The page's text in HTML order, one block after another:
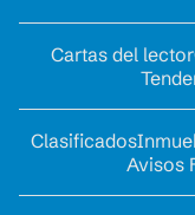
Cartas del lector
Clasificados
Avisos